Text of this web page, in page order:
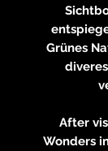
Grünes
After
Wonders